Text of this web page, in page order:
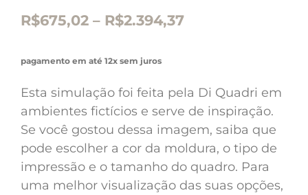
R$675,02 – R$2.394,37
pagamento em até 12x sem juros
Esta simulação foi feita pela Di Quadri em
ambientes fictícios e serve de inspiração.
Se você gostou dessa imagem, saiba que
pode escolher a cor da moldura, o tipo de
impressão e o tamanho do quadro. Para
uma melhor visualização das suas opções,